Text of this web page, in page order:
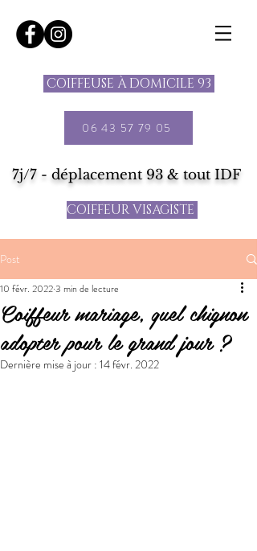
COIFFEUSE À DOMICILE 93
06 43 57 79 05
7j/7 - déplacement 93 & tout IDF
COIFFEUR VISAGISTE
Post
Coiffeur mariage, quel chignon
adopter pour le grand jour ?
10 févr. 20223 min de lecture
Dernière mise à jour : 14 févr. 2022